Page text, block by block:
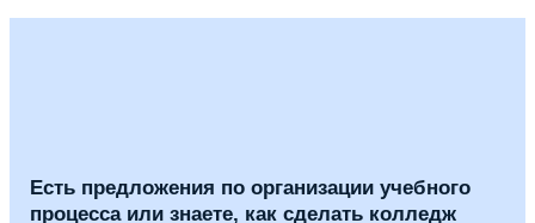
Есть предложения по организации учебного
процесса или знаете, как сделать колледж